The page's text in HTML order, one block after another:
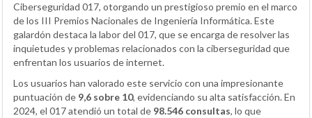
Ciberseguridad 017, otorgando un prestigioso premio en el marco
de los III Premios Nacionales de Ingeniería Informática. Este
galardón destaca la labor del 017, que se encarga de resolver las
inquietudes y problemas relacionados con la ciberseguridad que
enfrentan los usuarios de internet.
Los usuarios han valorado este servicio con una impresionante
puntuación de 9,6 sobre 10, evidenciando su alta satisfacción. En
2024, el 017 atendió un total de 98.546 consultas, lo que